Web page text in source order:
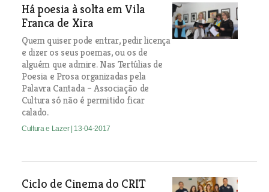
Há poesia à solta em Vila
Franca de Xira
Quem quiser pode entrar, pedir licença
e dizer os seus poemas, ou os de
alguém que admire. Nas Tertúlias de
Poesia e Prosa organizadas pela
Palavra Cantada – Associação de
Cultura só não é permitido ficar
calado.
Cultura e Lazer | 13-04-2017
Ciclo de Cinema do CRIT